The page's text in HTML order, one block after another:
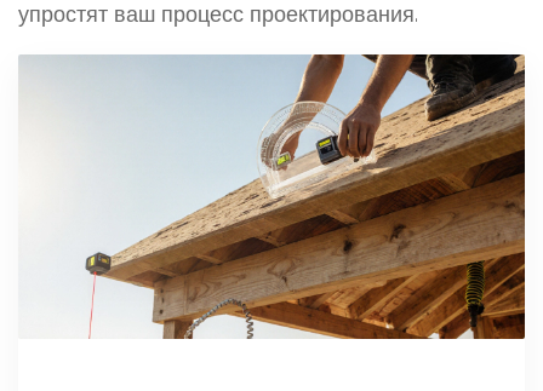
упростят ваш процесс проектирования.